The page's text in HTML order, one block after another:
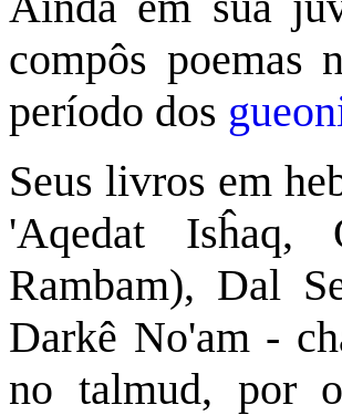
compôs poemas
período dos
Seus livros em
'Aqedat Isĥaq,
Rambam), Dal
Darkê No'am -
no talmud, por